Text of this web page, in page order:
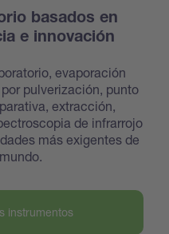
basados en
e innovación
evaporación
pulverización, punto
extracción,
de infrarrojo
más exigentes de
instrumentos